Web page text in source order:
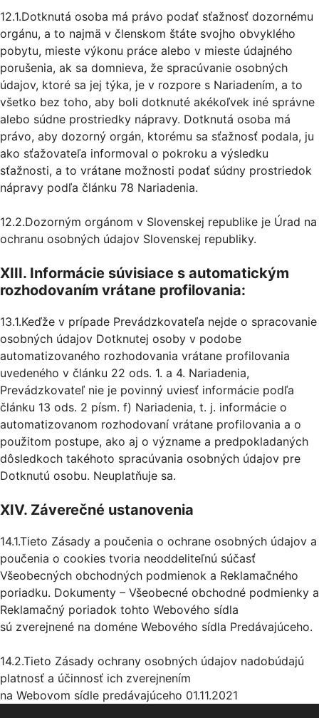
12.1.Dotknutá osoba má právo podať sťažnosť dozornému
orgánu, a to najmä v členskom štáte svojho obvyklého
pobytu, mieste výkonu práce alebo v mieste údajného
porušenia, ak sa domnieva, že spracúvanie osobných
údajov, ktoré sa jej týka, je v rozpore s Nariadením, a to
všetko bez toho, aby boli dotknuté akékoľvek iné správne
alebo súdne prostriedky nápravy. Dotknutá osoba má
právo, aby dozorný orgán, ktorému sa sťažnosť podala, ju
ako sťažovateľa informoval o pokroku a výsledku
sťažnosti, a to vrátane možnosti podať súdny prostriedok
nápravy podľa článku 78 Nariadenia.
12.2.Dozorným orgánom v Slovenskej republike je Úrad na
ochranu osobných údajov Slovenskej republiky.
XIII. Informácie súvisiace s automatickým
rozhodovaním vrátane profilovania:
13.1.Keďže v prípade Prevádzkovateľa nejde o spracovanie
osobných údajov Dotknutej osoby v podobe
automatizovaného rozhodovania vrátane profilovania
uvedeného v článku 22 ods. 1. a 4. Nariadenia,
Prevádzkovateľ nie je povinný uviesť informácie podľa
článku 13 ods. 2 písm. f) Nariadenia, t. j. informácie o
automatizovanom rozhodovaní vrátane profilovania a o
použitom postupe, ako aj o význame a predpokladaných
dôsledkoch takéhoto spracúvania osobných údajov pre
Dotknutú osobu. Neuplatňuje sa.
XIV. Záverečné ustanovenia
14.1.Tieto Zásady a poučenia o ochrane osobných údajov a
poučenia o cookies tvoria neoddeliteľnú súčasť
Všeobecných obchodných podmienok a Reklamačného
poriadku. Dokumenty – Všeobecné obchodné podmienky a
Reklamačný poriadok tohto Webového sídla
sú zverejnené na doméne Webového sídla Predávajúceho.
14.2.Tieto Zásady ochrany osobných údajov nadobúdajú
platnosť a účinnosť ich zverejnením
na Webovom sídle predávajúceho 01.11.2021